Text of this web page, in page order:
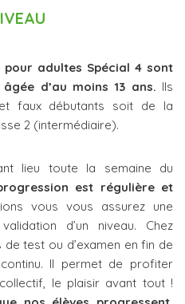
adultes Spécial 4 sont
d’au moins 13 ans. Ils
faux débutants soit de la
2 (intermédiaire).
lieu toute la semaine du
est régulière et
vous vous assurez une
d’un niveau. Chez
test ou d’examen en fin de
Il permet de profiter
le plaisir avant tout !